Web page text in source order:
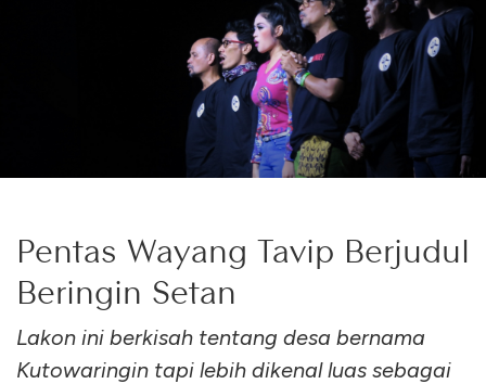
Pentas Wayang Tavip Berjudul
Beringin Setan
Lakon ini berkisah tentang desa bernama
Kutowaringin tapi lebih dikenal luas sebagai